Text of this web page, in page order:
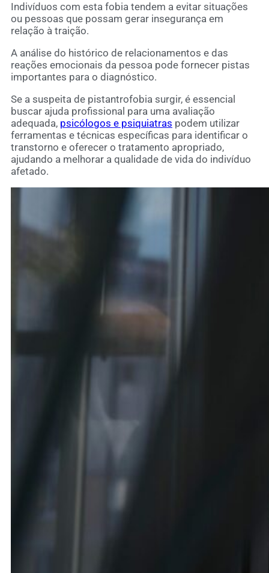
Indivíduos com esta fobia tendem a evitar situações
ou pessoas que possam gerar insegurança em
relação à traição.
A análise do histórico de relacionamentos e das
reações emocionais da pessoa pode fornecer pistas
importantes para o diagnóstico.
Se a suspeita de pistantrofobia surgir, é essencial
buscar ajuda profissional para uma avaliação
adequada, psicólogos e psiquiatras podem utilizar
ferramentas e técnicas específicas para identificar o
transtorno e oferecer o tratamento apropriado,
ajudando a melhorar a qualidade de vida do indivíduo
afetado.